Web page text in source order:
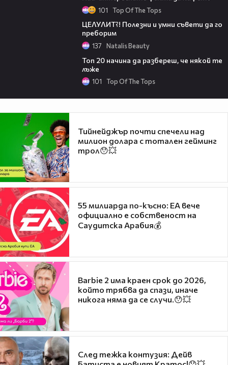
101 Top Of The Tops
ЦЕЛУЛИТ?! Полезни и умни съвети да го
преборим
137 Natalis Beauty
Топ 20 начина да разбереш, че някой те
лъже
101 Top Of The Tops
Тийнейджър почти спечели над
милион долара с тотален гейминг
трол😯💥
55 милиарда по-късно: EA вече
официално е собственост на
Саудитска Арабия💰
Barbie 2 има краен срок до 2026,
който трябва да спази, иначе
никога няма да се случи.😯💥
След тежка контузия: Дейв